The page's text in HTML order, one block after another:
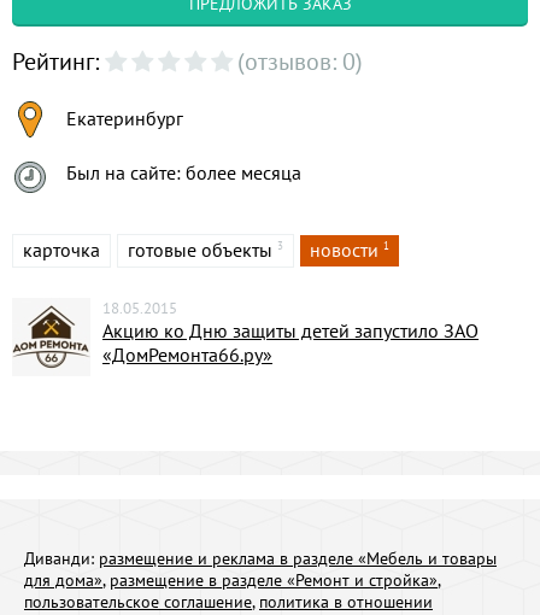
Рейтинг: (отзывов: 0)
Екатеринбург
Был на сайте: более месяца
карточка готовые объекты 3 новости 1
18.05.2015
Акцию ко Дню защиты детей запустило ЗАО
«ДомРемонта66.ру»
Диванди: размещение и реклама в разделе «Мебель и товары
для дома», размещение в разделе «Ремонт и стройка»,
пользовательское соглашение, политика в отношении